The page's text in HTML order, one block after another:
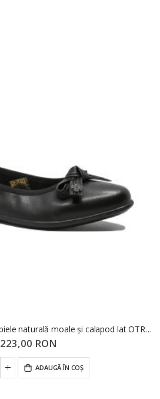
Balerini Karisma negri din piele naturală moale și calapod lat OTR60003
223,00 RON
ADAUGĂ ÎN COȘ